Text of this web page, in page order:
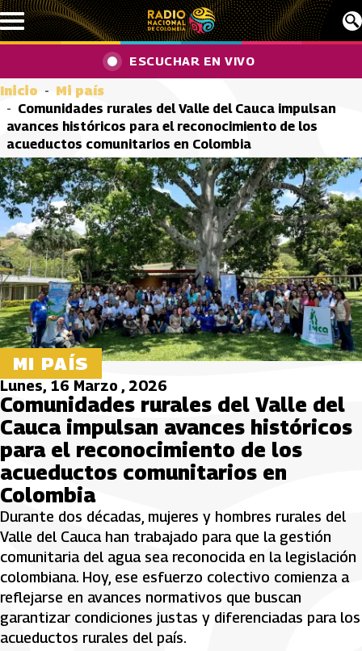
Pasar al contenido principal
ESCUCHAR EN VIVO
Inicio
Mi país
Comunidades rurales del Valle del Cauca impulsan
avances históricos para el reconocimiento de los
acueductos comunitarios en Colombia
MI PAÍS
Lunes, 16 Marzo , 2026
Comunidades rurales del Valle del
Cauca impulsan avances históricos
para el reconocimiento de los
acueductos comunitarios en
Colombia
Durante dos décadas, mujeres y hombres rurales del
Valle del Cauca han trabajado para que la gestión
comunitaria del agua sea reconocida en la legislación
colombiana. Hoy, ese esfuerzo colectivo comienza a
reflejarse en avances normativos que buscan
garantizar condiciones justas y diferenciadas para los
acueductos rurales del país.